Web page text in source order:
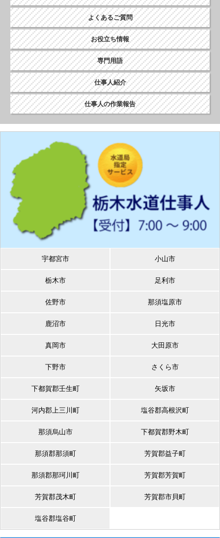
よくあるご質問
お役立ち情報
専門用語
仕事人紹介
仕事人の作業報告
宇都宮市 小山市
栃木市 足利市
佐野市 那須塩原市
鹿沼市 日光市
真岡市 大田原市
下野市 さくら市
下都賀郡壬生町 矢坂市
河内郡上三川町 塩谷郡高根沢町
那須烏山市 下都賀郡野木町
那須郡那須町 芳賀郡益子町
那須郡那珂川町 芳賀郡芳賀町
芳賀郡茂木町 芳賀郡市貝町
塩谷郡塩谷町